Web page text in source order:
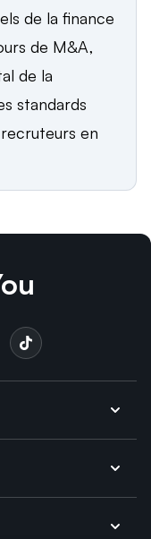
de la finance
de M&A,
de la
standards
en